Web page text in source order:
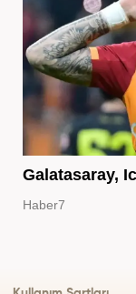
Galatasaray,
Haber7